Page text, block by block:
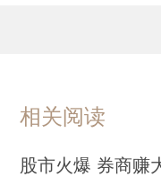
相关阅读
股市火爆 券商赚